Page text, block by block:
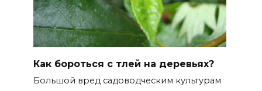
Как бороться с тлей на деревьях?
Большой вред садоводческим культурам